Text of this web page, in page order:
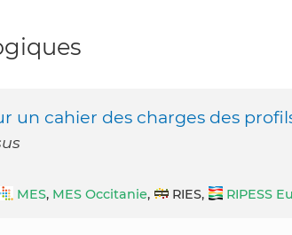
un cahier des charges des
MES, MES Occitanie, RIES, RIPESS